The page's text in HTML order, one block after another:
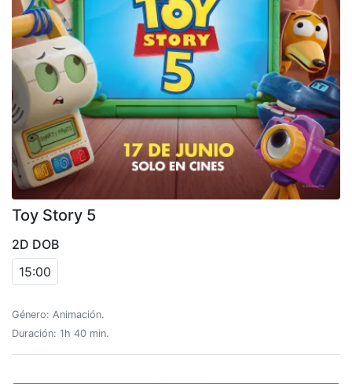
Toy Story 5
2D DOB
15:00
Género: Animación.
Duración: 1h 40 min.